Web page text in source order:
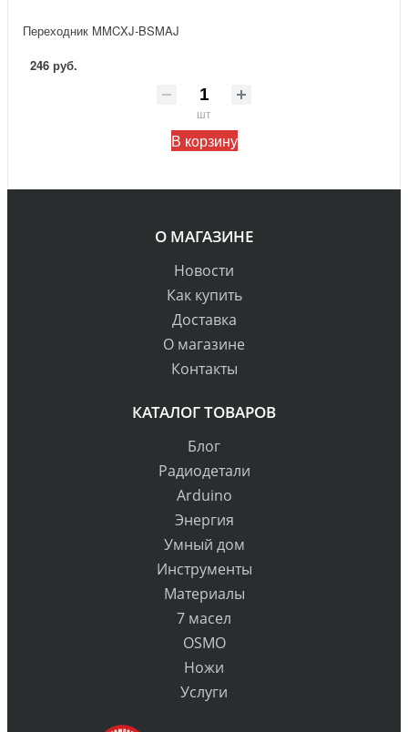
Переходник MMCXJ-BSMAJ
246 руб.
шт
В корзину
О МАГАЗИНЕ
Новости
Как купить
Доставка
О магазине
Контакты
КАТАЛОГ ТОВАРОВ
Блог
Радиодетали
Arduino
Энергия
Умный дом
Инструменты
Материалы
7 масел
OSMO
Ножи
Услуги